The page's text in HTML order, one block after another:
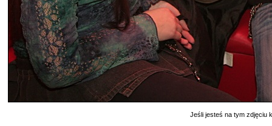
Jeśli jesteś na tym zdjęciu